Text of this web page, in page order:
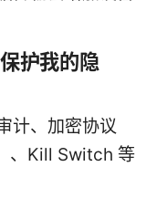
护我的隐
计、加密协议
、Kill Switch 等